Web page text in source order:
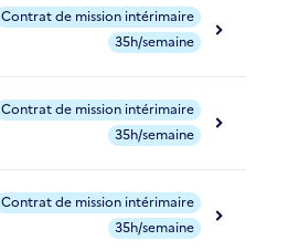
Contrat de mission intérimaire
35h/semaine
Contrat de mission intérimaire
35h/semaine
Contrat de mission intérimaire
35h/semaine